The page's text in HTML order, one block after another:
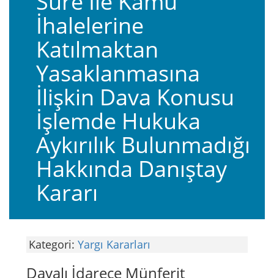
İhalelerine
Katılmaktan
Yasaklanmasına
İlişkin Dava Konusu
İşlemde Hukuka
Aykırılık Bulunmadığı
Hakkında Danıştay
Kararı
Kategori: Yargı Kararları
Davalı İdarece Münferit